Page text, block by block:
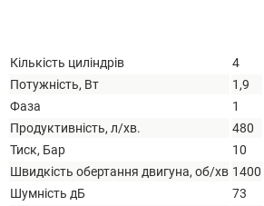
Кількість циліндрів
4
Потужність, Вт
1,9
Фаза
1
Продуктивність, л/хв.
480
Тиск, Бар
10
Швидкість обертання двигуна, об/хв 1400
Шумність дБ
73